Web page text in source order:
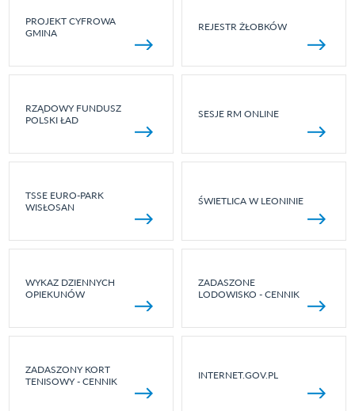
PROJEKT CYFROWA
GMINA
REJESTR ŻŁOBKÓW
RZĄDOWY FUNDUSZ
POLSKI ŁAD
SESJE RM ONLINE
TSSE EURO-PARK
WISŁOSAN
ŚWIETLICA W LEONINIE
WYKAZ DZIENNYCH
OPIEKUNÓW
ZADASZONE
LODOWISKO - CENNIK
ZADASZONY KORT
TENISOWY - CENNIK
INTERNET.GOV.PL